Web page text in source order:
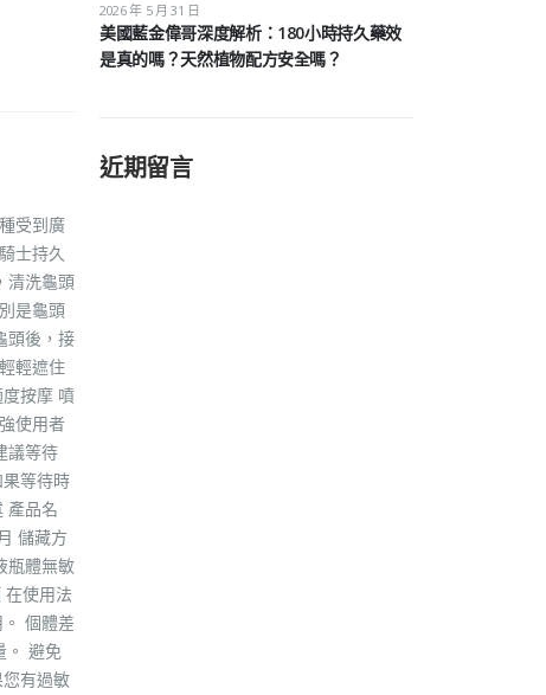
受到廣
士持久
清洗龜頭
是龜頭
頭後，接
輕遮住
按摩 噴
使用者
議等待
等待時
產品名
儲藏方
瓶體無敏
使用法
個體差
。 避免
有過敏
美國藍金偉哥深度解析：180小時持久藥效
是真的嗎？天然植物配方安全嗎？
2026 年 5 月 31 日
近期留言